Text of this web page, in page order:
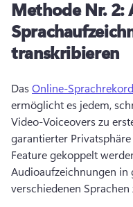
Methode Nr. 2:
transkribieren
Das Online-
ermöglicht es jedem,
Video-Voiceovers zu
garantierter
Feature gekoppelt
Audioaufzeichnungen in
verschiedenen